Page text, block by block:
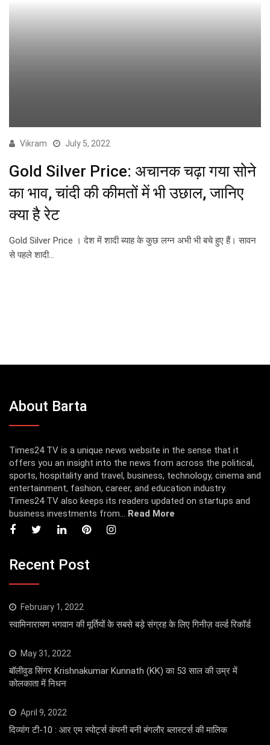
Vikram July 5, 2022
Gold Silver Price: अचानक चढ़ा गया सोने
का भाव, चांदी की कीमतों में भी उछाल, जानिए
क्या है रेट
Gold Silver Price । देश में शादी ब्याह के कुछ लग्न अभी भी बचे हुए हैं। सावन
से पहले शादी…
About Barta
Times24 TV is a unique news website in the sense that it
offers you an insight into the news from across the political,
sports, hospitality and travel, business, technology, cinema and
entertainment, fashion, career, and education industry.
Times24 TV also keeps its readers updated on startups and
business investments from... Read More
Recent Post
February 1, 2022
स्वामिनारायण भगवान की मूर्तियों के सबसे बड़े संग्रह के लिए गिनीज़ वर्ल्ड रिकॉर्ड
May 31, 2022
बॉलीवुड सिंगर Krishnakumar Kunnath (KK) का 53 साल की उम्र में
कोलकाता में निधन
April 9, 2022
दिव्यांग टी-10 : आर एम स्पोर्ट्स कंपनी बनी बंगलौर ब्लास्टर्स की मालिक